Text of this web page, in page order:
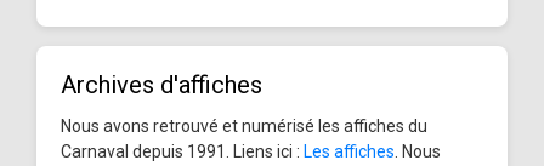
Archives d'affiches
Nous avons retrouvé et numérisé les affiches du
Carnaval depuis 1991. Liens ici : Les affiches . Nous